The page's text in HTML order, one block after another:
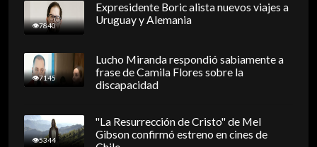
7840
Expresidente Boric alista nuevos viajes a
Uruguay y Alemania
7145
Lucho Miranda respondió sabiamente a
frase de Camila Flores sobre la
discapacidad
5344
"La Resurrección de Cristo" de Mel
Gibson confirmó estreno en cines de